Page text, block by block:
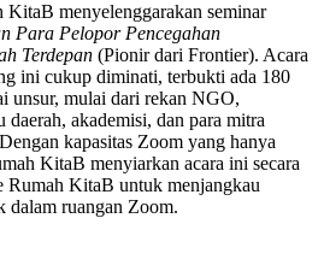
menyelenggarakan seminar
Para Pelopor Pencegahan
Terdepan (Pionir dari Frontier). Acara
ini cukup diminati, terbukti ada 180
unsur, mulai dari rekan NGO,
daerah, akademisi, dan para mitra
kapasitas Zoom yang hanya
KitaB menyiarkan acara ini secara
Rumah KitaB untuk menjangkau
dalam ruangan Zoom.